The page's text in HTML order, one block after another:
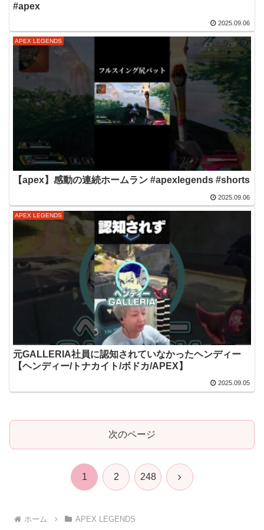
#apex
2025.09.06
APEX LEGENDS
【apex】感動の連続ホームラン #apexlegends #shorts
2025.09.06
APEX LEGENDS
元GALLERIA社員に認知されていなかったヘンディー
【ヘンディー/トナカイト/ボドカ/APEX】
2025.09.05
次のページ
1 2 248 次
ホーム APEX LEGENDS